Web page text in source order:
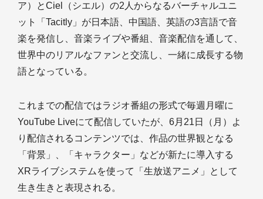
ア）とCiel（シエル）の2人からなるバーチャルユニ
ット「Tacitly」が日本語、中国語、英語の3言語で音
楽を発信し、音楽ライブや番組、音楽配信を通して、
世界中のリアルなファンと交流し、一緒に成長する物
語となっている。
これまでの配信ではラジオ番組の形式で毎週月曜に
YouTube Liveにて配信していたが、6月21日（月）よ
り配信されるコンテンツでは、作品の世界観となる
「背景」、「キャラクター」などが新たに導入する
XRライブシステムを使って「生放送アニメ」として
生き生きと表現される。